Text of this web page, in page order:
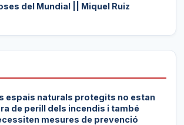
del Mundial || Miquel Ruiz
espais naturals protegits no estan
de perill dels incendis i també
mesures de prevenció